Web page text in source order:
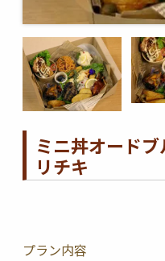
ミニ丼オード
リチキ
プラン内容